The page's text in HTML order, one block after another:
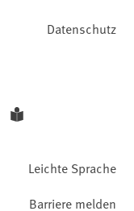
Datenschutz
Leichte Sprache
Barriere melden